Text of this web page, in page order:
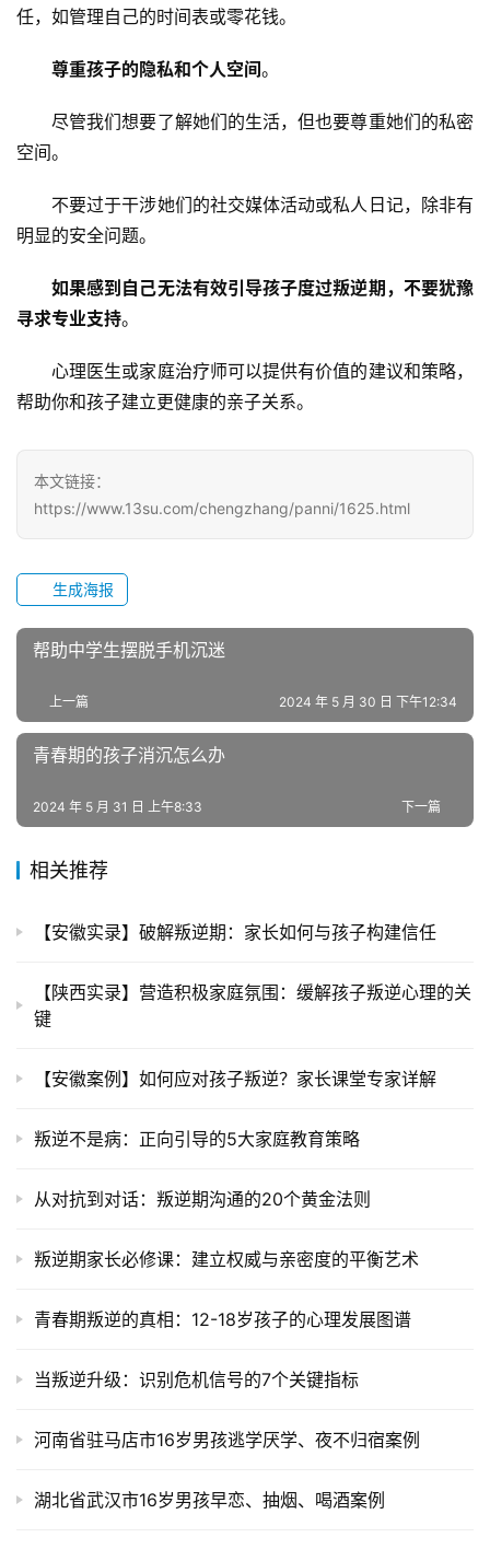
活
心
研
中
全
国
青
少
逆
任，如管理自己的时间表或零花钱。
尊重孩子的隐私和个人空间。
尽管我们想要了解她们的生活，但也要尊重她们的私密
空间。
不要过于干涉她们的社交媒体活动或私人日记，除非有
明显的安全问题。
如果感到自己无法有效引导孩子度过叛逆期，不要犹豫
寻求专业支持。
心理医生或家庭治疗师可以提供有价值的建议和策略，
帮助你和孩子建立更健康的亲子关系。
本文链接：
https://www.13su.com/chengzhang/panni/1625.html
生成海报
帮助中学生摆脱手机沉迷
上一篇 2024 年 5 月 30 日 下午12:34
青春期的孩子消沉怎么办
下一篇
2024 年 5 月 31 日 上午8:33
相关推荐
【安徽实录】破解叛逆期：家长如何与孩子构建信任
【陕西实录】营造积极家庭氛围：缓解孩子叛逆心理的关
键
【安徽案例】如何应对孩子叛逆？家长课堂专家详解
叛逆不是病：正向引导的5大家庭教育策略
从对抗到对话：叛逆期沟通的20个黄金法则
叛逆期家长必修课：建立权威与亲密度的平衡艺术
青春期叛逆的真相：12-18岁孩子的心理发展图谱
当叛逆升级：识别危机信号的7个关键指标
河南省驻马店市16岁男孩逃学厌学、夜不归宿案例
湖北省武汉市16岁男孩早恋、抽烟、喝酒案例